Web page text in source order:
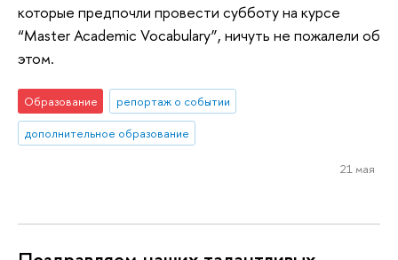
которые предпочли провести субботу на курсе
“Master Academic Vocabulary”, ничуть не пожалели об
этом.
Образование
репортаж о событии
дополнительное образование
21 мая